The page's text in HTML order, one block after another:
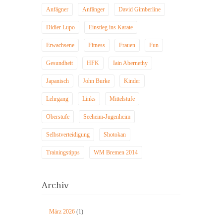
Anfägner Anfänger David Gimberline
Didier Lupo Einstieg ins Karate
Erwachsene Fitness Frauen Fun
Gesundheit HFK Iain Abernethy
Japanisch John Burke Kinder
Lehrgang Links Mittelstufe
Oberstufe Seeheim-Jugenheim
Selbstverteidigung Shotokan
Trainingstipps WM Bremen 2014
Archiv
März 2026 (1)